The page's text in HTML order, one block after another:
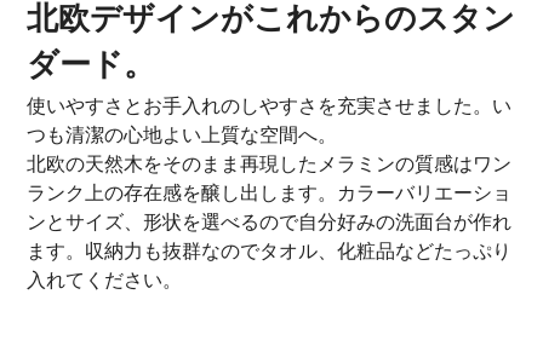
北欧デザインがこれからのスタン
ダード。
使いやすさとお手入れのしやすさを充実させました。い
つも清潔の心地よい上質な空間へ。
北欧の天然木をそのまま再現したメラミンの質感はワン
ランク上の存在感を醸し出します。カラーバリエーショ
ンとサイズ、形状を選べるので自分好みの洗面台が作れ
ます。収納力も抜群なのでタオル、化粧品などたっぷり
入れてください。